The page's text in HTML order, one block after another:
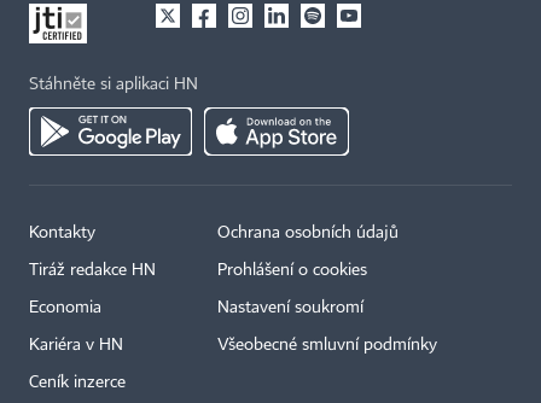
Stáhněte si aplikaci HN
Kontakty
Tiráž redakce HN
Economia
Kariéra v HN
Ceník inzerce
Ochrana osobních údajů
Prohlášení o cookies
Nastavení soukromí
Všeobecné smluvní podmínky